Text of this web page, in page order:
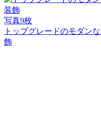
写真9枚
トップグレードのモダン
飾